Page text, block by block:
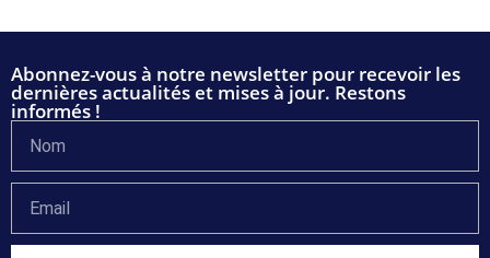
Abonnez-vous à notre newsletter pour recevoir les
dernières actualités et mises à jour. Restons
informés !